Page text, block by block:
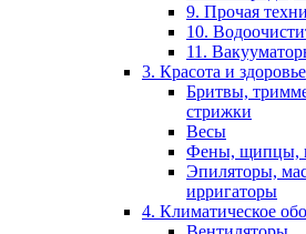
9. Прочая
10.
11.
3. Красота и здоровье
Бритвы,
стрижки
Весы
Фены, щипцы,
Эпиляторы,
ирригаторы
4. Климатическое